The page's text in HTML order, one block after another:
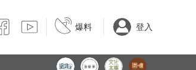
爆料 登入